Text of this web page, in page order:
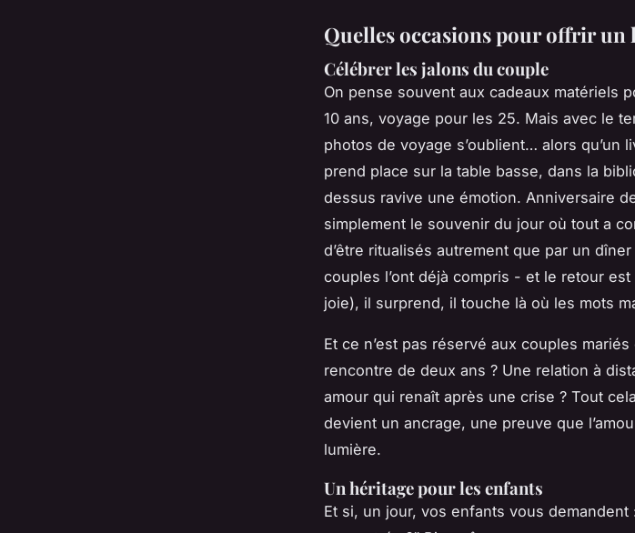
Quelles occasions pour offrir un
Célébrer les jalons du couple
On pense souvent aux cadeaux matériels
10 ans, voyage pour les 25. Mais avec le
photos de voyage s’oublient… alors qu’un
prend place sur la table basse, dans la
dessus ravive une émotion. Anniversaire
simplement le souvenir du jour où tout a
d’être ritualisés autrement que par un
couples l’ont déjà compris - et le retour
joie), il surprend, il touche là où les mots
Et ce n’est pas réservé aux couples
rencontre de deux ans ? Une relation à
amour qui renaît après une crise ? Tout
devient un ancrage, une preuve que
lumière.
Un héritage pour les enfants
Et si, un jour, vos enfants vous demandent